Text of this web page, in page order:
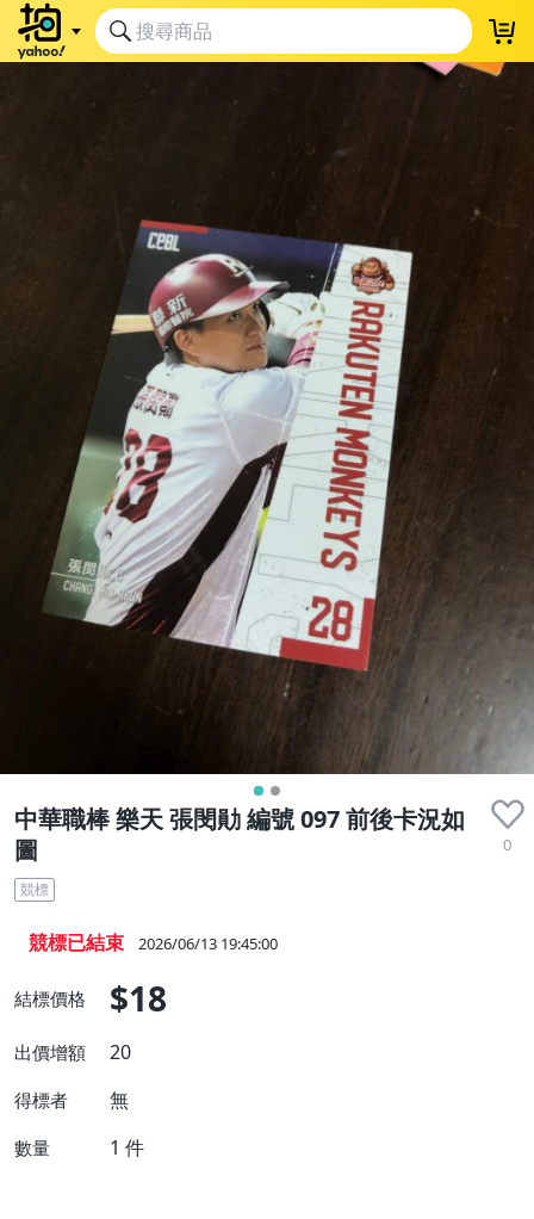
中華職棒 樂天 張閔勛 編號 097 前後卡況如
圖
0
競標
競標已結束 2026/06/13 19:45:00
結標價格 $18
出價增額 20
得標者 無
數量 1 件